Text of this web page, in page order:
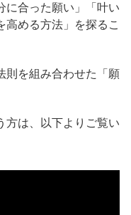
に合った願い」「叶い
高める方法」を探るこ
則を組み合わせた「願
方は、以下よりご覧い